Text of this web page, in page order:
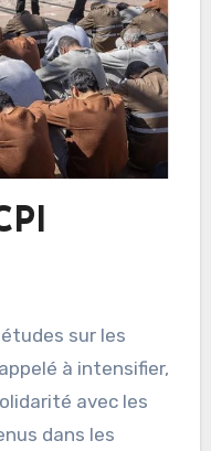
sur les
à intensifier,
avec les
dans les